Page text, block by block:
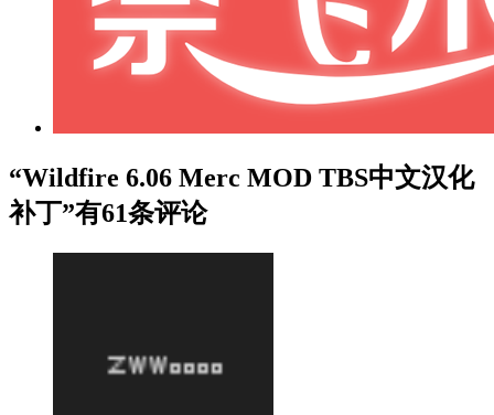
“Wildfire 6.06 Merc MOD TBS中文汉化
补丁”有61条评论